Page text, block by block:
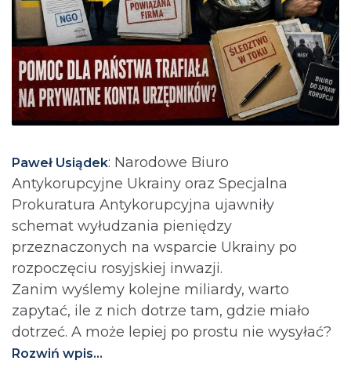
Paweł Usiądek: Narodowe Biuro
Antykorupcyjne Ukrainy oraz Specjalna
Prokuratura Antykorupcyjna ujawniły
schemat wyłudzania pieniędzy
przeznaczonych na wsparcie Ukrainy po
rozpoczęciu rosyjskiej inwazji.
Zanim wyślemy kolejne miliardy, warto
zapytać, ile z nich dotrze tam, gdzie miało
dotrzeć. A może lepiej po prostu nie wysyłać?⁩
Rozwiń wpis...